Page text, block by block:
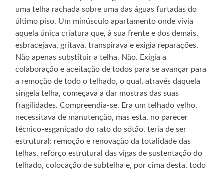
uma telha rachada sobre uma das águas furtadas do
último piso. Um minúsculo apartamento onde vivia
aquela única criatura que, à sua frente e dos demais,
esbracejava, gritava, transpirava e exigia reparações.
Não apenas substituir a telha. Não. Exigia a
colaboração e aceitação de todos para se avançar para
a remoção de todo o telhado, o qual, através daquela
singela telha, começava a dar mostras das suas
fragilidades. Compreendia-se. Era um telhado velho,
necessitava de manutenção, mas esta, no parecer
técnico-esganiçado do rato do sótão, teria de ser
estrutural: remoção e renovação da totalidade das
telhas, reforço estrutural das vigas de sustentação do
telhado, colocação de subtelha e, por cima desta, todo